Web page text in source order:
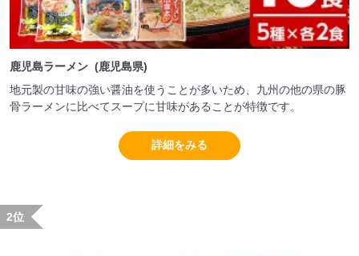
鹿児島ラーメン (鹿児島県)
地元製の甘味の強い醤油を使うことが多いため、九州の他の県の豚
骨ラーメンに比べてスープに甘味があることが特徴です。
詳細をみる
2位